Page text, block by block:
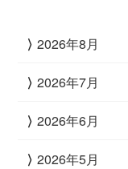
2026年8月
2026年7月
2026年6月
2026年5月